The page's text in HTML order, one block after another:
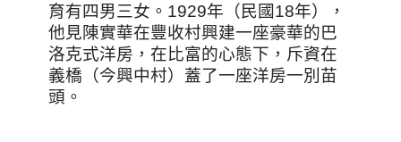
育有四男三女。1929年（民國18年），
他見陳實華在豐收村興建一座豪華的巴
洛克式洋房，在比富的心態下，斥資在
義橋（今興中村）蓋了一座洋房一別苗
頭。